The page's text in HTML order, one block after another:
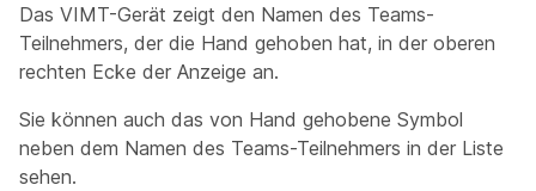
Das VIMT-Gerät zeigt den Namen des Teams-
Teilnehmers, der die Hand gehoben hat, in der oberen
rechten Ecke der Anzeige an.
Sie können auch das von Hand gehobene Symbol
neben dem Namen des Teams-Teilnehmers in der Liste
sehen.